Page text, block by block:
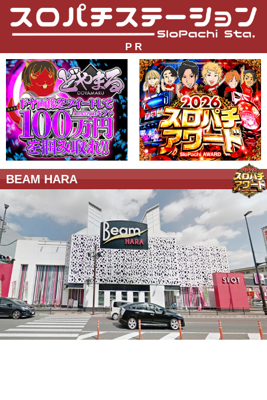
P R
BEAM HARA